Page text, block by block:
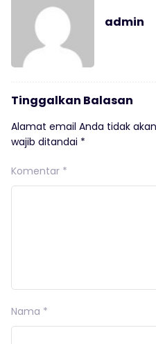
admin
Tinggalkan Balasan
Alamat email Anda tidak
wajib ditandai *
Komentar *
Nama *